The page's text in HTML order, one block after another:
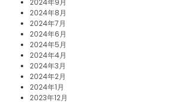
2024年8月
2024年7月
2024年6月
2024年5月
2024年4月
2024年3月
2024年2月
2024年1月
2023年12月